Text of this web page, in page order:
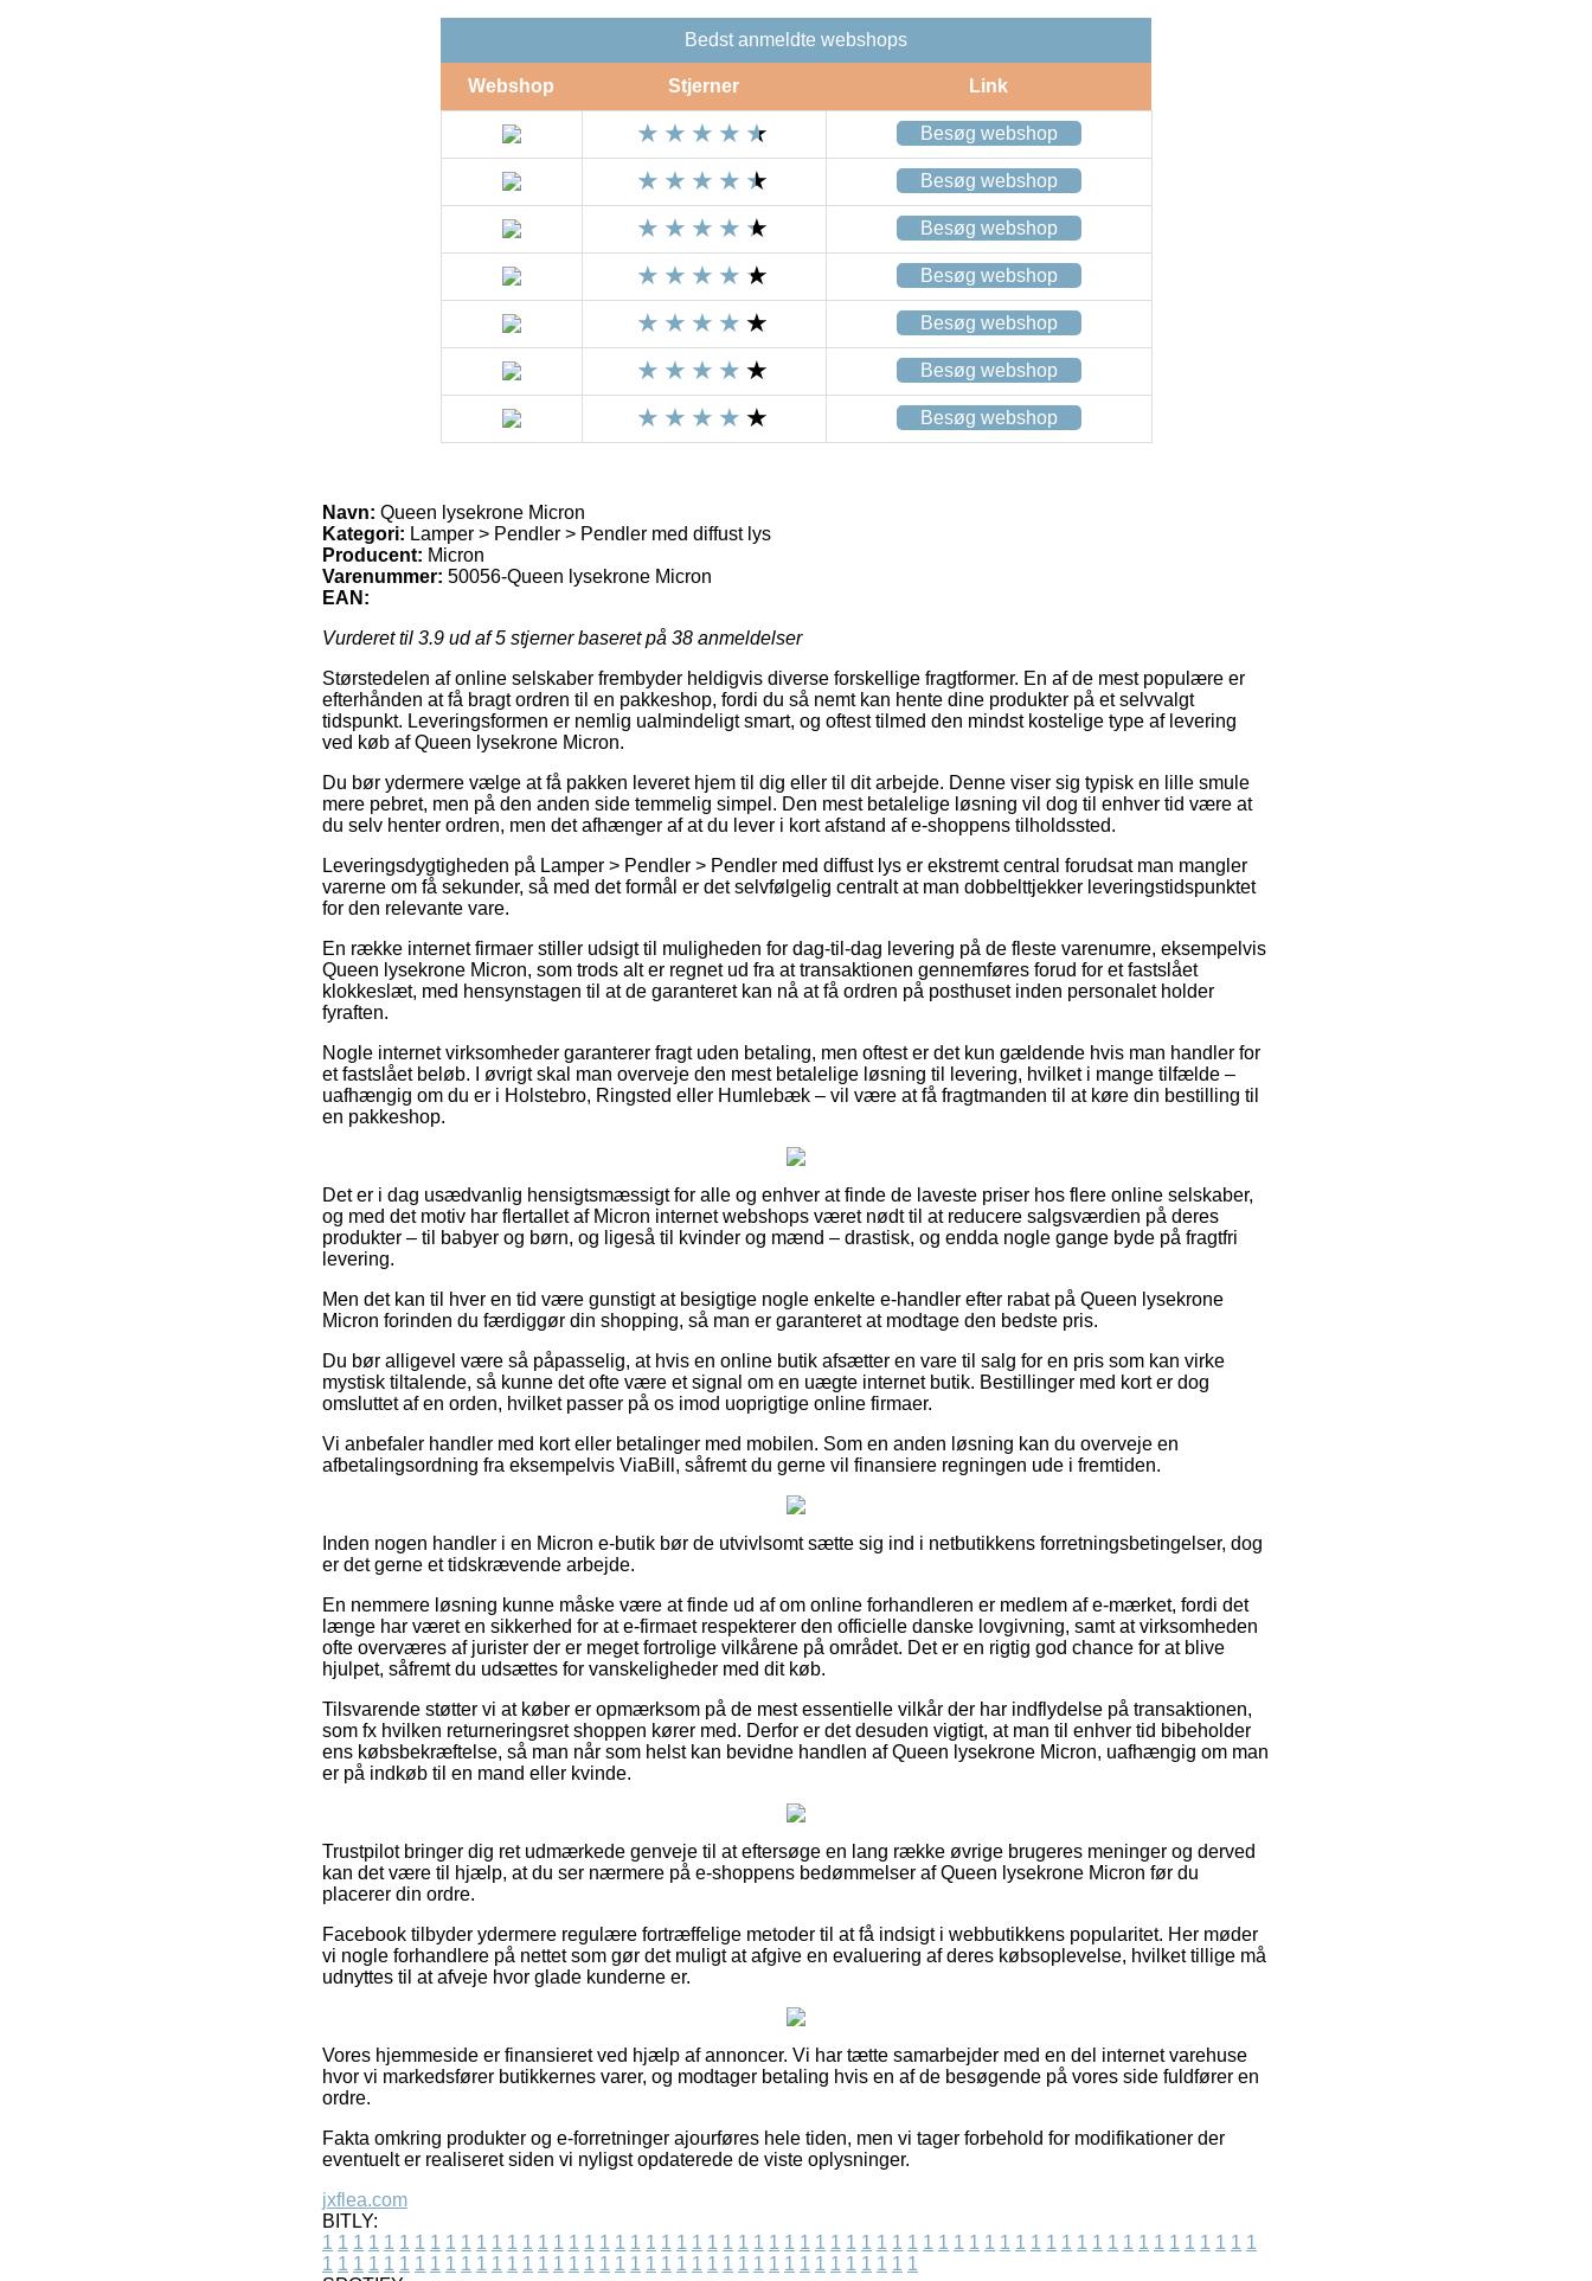
Bedst anmeldte webshops
Webshop Stjerner Link
Besøg webshop
Besøg webshop
Besøg webshop
Besøg webshop
Besøg webshop
Besøg webshop
Besøg webshop
Navn: Queen lysekrone Micron
Kategori: Lamper > Pendler > Pendler med diffust lys
Producent: Micron
Varenummer: 50056-Queen lysekrone Micron
EAN:
Vurderet til 3.9 ud af 5 stjerner baseret på 38 anmeldelser
Størstedelen af online selskaber frembyder heldigvis diverse forskellige fragtformer. En af de mest populære er
efterhånden at få bragt ordren til en pakkeshop, fordi du så nemt kan hente dine produkter på et selvvalgt
tidspunkt. Leveringsformen er nemlig ualmindeligt smart, og oftest tilmed den mindst kostelige type af levering
ved køb af Queen lysekrone Micron.
Du bør ydermere vælge at få pakken leveret hjem til dig eller til dit arbejde. Denne viser sig typisk en lille smule
mere pebret, men på den anden side temmelig simpel. Den mest betalelige løsning vil dog til enhver tid være at
du selv henter ordren, men det afhænger af at du lever i kort afstand af e-shoppens tilholdssted.
Leveringsdygtigheden på Lamper > Pendler > Pendler med diffust lys er ekstremt central forudsat man mangler
varerne om få sekunder, så med det formål er det selvfølgelig centralt at man dobbelttjekker leveringstidspunktet
for den relevante vare.
En række internet firmaer stiller udsigt til muligheden for dag-til-dag levering på de fleste varenumre, eksempelvis
Queen lysekrone Micron, som trods alt er regnet ud fra at transaktionen gennemføres forud for et fastslået
klokkeslæt, med hensynstagen til at de garanteret kan nå at få ordren på posthuset inden personalet holder
fyraften.
Nogle internet virksomheder garanterer fragt uden betaling, men oftest er det kun gældende hvis man handler for
et fastslået beløb. I øvrigt skal man overveje den mest betalelige løsning til levering, hvilket i mange tilfælde –
uafhængig om du er i Holstebro, Ringsted eller Humlebæk – vil være at få fragtmanden til at køre din bestilling til
en pakkeshop.
Det er i dag usædvanlig hensigtsmæssigt for alle og enhver at finde de laveste priser hos flere online selskaber,
og med det motiv har flertallet af Micron internet webshops været nødt til at reducere salgsværdien på deres
produkter – til babyer og børn, og ligeså til kvinder og mænd – drastisk, og endda nogle gange byde på fragtfri
levering.
Men det kan til hver en tid være gunstigt at besigtige nogle enkelte e-handler efter rabat på Queen lysekrone
Micron forinden du færdiggør din shopping, så man er garanteret at modtage den bedste pris.
Du bør alligevel være så påpasselig, at hvis en online butik afsætter en vare til salg for en pris som kan virke
mystisk tiltalende, så kunne det ofte være et signal om en uægte internet butik. Bestillinger med kort er dog
omsluttet af en orden, hvilket passer på os imod uoprigtige online firmaer.
Vi anbefaler handler med kort eller betalinger med mobilen. Som en anden løsning kan du overveje en
afbetalingsordning fra eksempelvis ViaBill, såfremt du gerne vil finansiere regningen ude i fremtiden.
Inden nogen handler i en Micron e-butik bør de utvivlsomt sætte sig ind i netbutikkens forretningsbetingelser, dog
er det gerne et tidskrævende arbejde.
En nemmere løsning kunne måske være at finde ud af om online forhandleren er medlem af e-mærket, fordi det
længe har været en sikkerhed for at e-firmaet respekterer den officielle danske lovgivning, samt at virksomheden
ofte overværes af jurister der er meget fortrolige vilkårene på området. Det er en rigtig god chance for at blive
hjulpet, såfremt du udsættes for vanskeligheder med dit køb.
Tilsvarende støtter vi at køber er opmærksom på de mest essentielle vilkår der har indflydelse på transaktionen,
som fx hvilken returneringsret shoppen kører med. Derfor er det desuden vigtigt, at man til enhver tid bibeholder
ens købsbekræftelse, så man når som helst kan bevidne handlen af Queen lysekrone Micron, uafhængig om man
er på indkøb til en mand eller kvinde.
Trustpilot bringer dig ret udmærkede genveje til at eftersøge en lang række øvrige brugeres meninger og derved
kan det være til hjælp, at du ser nærmere på e-shoppens bedømmelser af Queen lysekrone Micron før du
placerer din ordre.
Facebook tilbyder ydermere regulære fortræffelige metoder til at få indsigt i webbutikkens popularitet. Her møder
vi nogle forhandlere på nettet som gør det muligt at afgive en evaluering af deres købsoplevelse, hvilket tillige må
udnyttes til at afveje hvor glade kunderne er.
Vores hjemmeside er finansieret ved hjælp af annoncer. Vi har tætte samarbejder med en del internet varehuse
hvor vi markedsfører butikkernes varer, og modtager betaling hvis en af de besøgende på vores side fuldfører en
ordre.
Fakta omkring produkter og e-forretninger ajourføres hele tiden, men vi tager forbehold for modifikationer der
eventuelt er realiseret siden vi nyligst opdaterede de viste oplysninger.
jxflea.com
BITLY:
1 1 1 1 1 1 1 1 1 1 1 1 1 1 1 1 1 1 1 1 1 1 1 1 1 1 1 1 1 1 1 1 1 1 1 1 1 1 1 1 1 1 1 1 1 1 1 1 1 1 1 1 1 1 1 1 1 1 1 1 1
1 1 1 1 1 1 1 1 1 1 1 1 1 1 1 1 1 1 1 1 1 1 1 1 1 1 1 1 1 1 1 1 1 1 1 1 1 1 1